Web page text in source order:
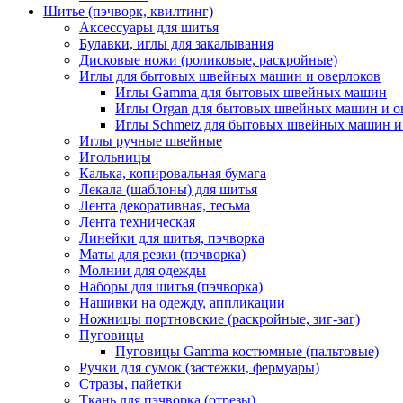
Шитье (пэчворк, квилтинг)
Аксессуары для шитья
Булавки, иглы для закалывания
Дисковые ножи (роликовые, раскройные)
Иглы для бытовых швейных машин и оверлоков
Иглы Gamma для бытовых швейных машин
Иглы Organ для бытовых швейных машин и
Иглы Schmetz для бытовых швейных машин и
Иглы ручные швейные
Игольницы
Калька, копировальная бумага
Лекала (шаблоны) для шитья
Лента декоративная, тесьма
Лента техническая
Линейки для шитья, пэчворка
Маты для резки (пэчворка)
Молнии для одежды
Наборы для шитья (пэчворка)
Нашивки на одежду, аппликации
Ножницы портновские (раскройные, зиг-заг)
Пуговицы
Пуговицы Gamma костюмные (пальтовые)
Ручки для сумок (застежки, фермуары)
Стразы, пайетки
Ткань для пэчворка (отрезы)